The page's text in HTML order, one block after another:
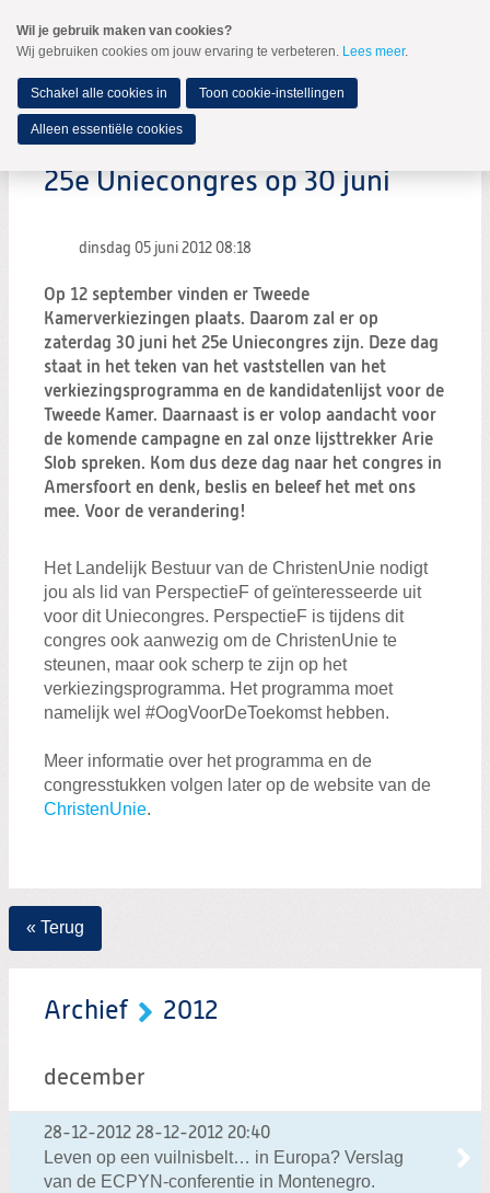
naar
Spring
de
inhoud
Spring
naar
hoofdmenu
MENU
Zoeken:
25e Uniecongres op 30 juni
dinsdag 05 juni 2012 08:18
Op 12 september vinden er Tweede
Kamerverkiezingen plaats. Daarom zal er op
zaterdag 30 juni het 25e Uniecongres zijn. Deze dag
staat in het teken van het vaststellen van het
verkiezingsprogramma en de kandidatenlijst voor de
Tweede Kamer. Daarnaast is er volop aandacht voor
de komende campagne en zal onze lijsttrekker Arie
Slob spreken. Kom dus deze dag naar het congres in
Amersfoort en denk, beslis en beleef het met ons
mee. Voor de verandering!
Het Landelijk Bestuur van de ChristenUnie nodigt
jou als lid van PerspectieF of geïnteresseerde uit
voor dit Uniecongres. PerspectieF is tijdens dit
congres ook aanwezig om de ChristenUnie te
steunen, maar ook scherp te zijn op het
verkiezingsprogramma. Het programma moet
namelijk wel #OogVoorDeToekomst hebben.
Meer informatie over het programma en de
congresstukken volgen later op de website van de
ChristenUnie.
« Terug
Archief 2012
december
28-12-2012 28-12-2012 20:40
Leven op een vuilnisbelt… in Europa? Verslag
van de ECPYN-conferentie in Montenegro.
Wil je gebruik maken van cookies?
Wij gebruiken cookies om jouw ervaring te verbeteren. Lees meer.
Schakel alle cookies in Toon cookie-instellingen
Alleen essentiële cookies